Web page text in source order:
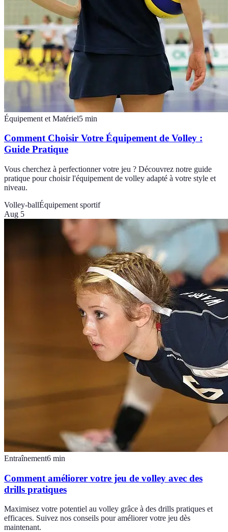
Équipement et Matériel5 min
Comment Choisir Votre Équipement de Volley :
Guide Pratique
Vous cherchez à perfectionner votre jeu ? Découvrez notre guide
pratique pour choisir l'équipement de volley adapté à votre style et
niveau.
Volley-ballÉquipement sportif
Aug 5
Entraînement6 min
Comment améliorer votre jeu de volley avec des
drills pratiques
Maximisez votre potentiel au volley grâce à des drills pratiques et
efficaces. Suivez nos conseils pour améliorer votre jeu dès
maintenant.